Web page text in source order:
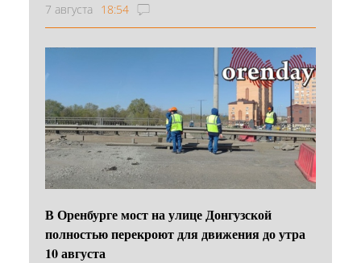
7 августа 18:54
В Оренбурге мост на улице Донгузской
полностью перекроют для движения до утра
10 августа